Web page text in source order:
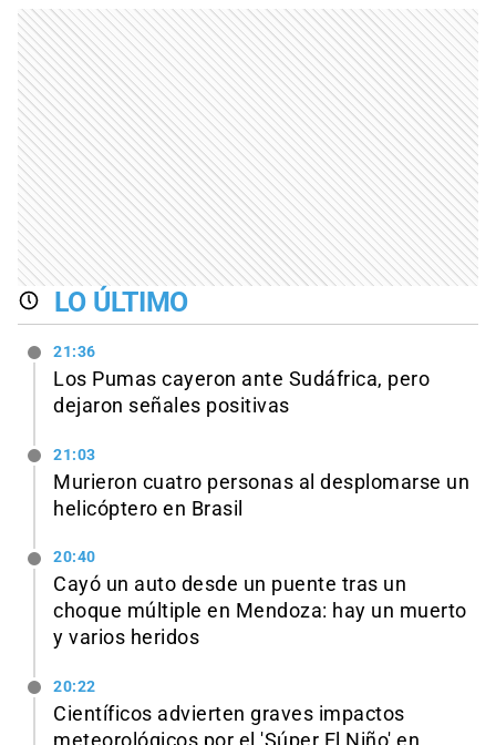
LO ÚLTIMO
21:36
Los Pumas cayeron ante Sudáfrica, pero
dejaron señales positivas
21:03
Murieron cuatro personas al desplomarse un
helicóptero en Brasil
20:40
Cayó un auto desde un puente tras un
choque múltiple en Mendoza: hay un muerto
y varios heridos
20:22
Científicos advierten graves impactos